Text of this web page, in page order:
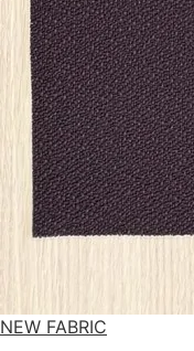
NEW FABRIC